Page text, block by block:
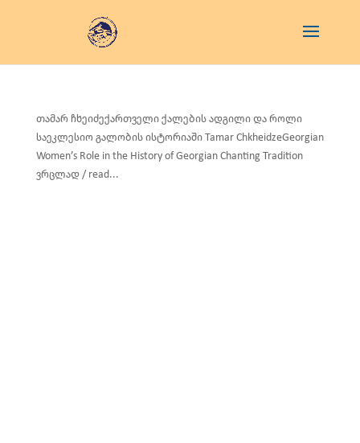
თამარ ჩხეიძექართველი ქალების ადგილი და როლი
საეკლესიო გალობის ისტორიაში Tamar ChkheidzeGeorgian
Women’s Role in the History of Georgian Chanting Tradition
ვრცლად / read...